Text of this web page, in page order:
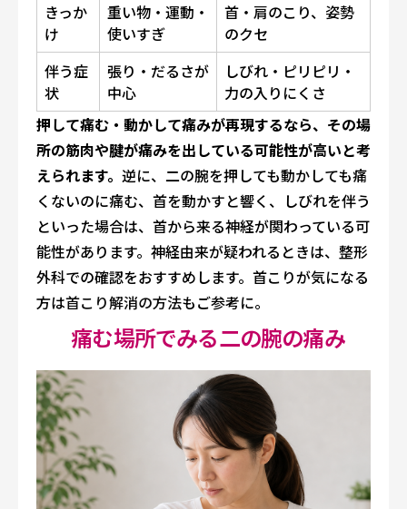
きっか
け
重い物・運動・
使いすぎ
首・肩のこり、姿勢
のクセ
伴う症
状
張り・だるさが
中心
しびれ・ピリピリ・
力の入りにくさ
押して痛む・動かして痛みが再現するなら、その場
所の筋肉や腱が痛みを出している可能性が高いと考
えられます。 逆に、二の腕を押しても動かしても痛
くないのに痛む、首を動かすと響く、しびれを伴う
といった場合は、首から来る神経が関わっている可
能性があります。神経由来が疑われるときは、整形
外科での確認をおすすめします。首こりが気になる
方は首こり解消の方法もご参考に。
痛む場所でみる二の腕の痛み